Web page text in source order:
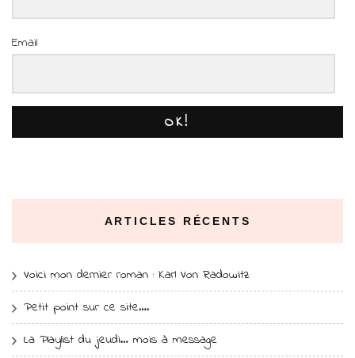
Email
OK!
ARTICLES RÉCENTS
Voici mon dernier roman : Karl Von Radowitz
Petit point sur ce site….
La Playlist du jeudi… mois à message